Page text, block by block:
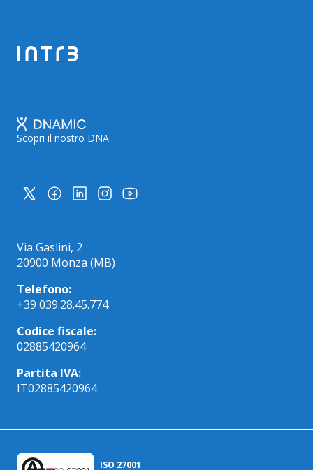
Scopri il nostro DNA
Via Gaslini, 2
20900 Monza (MB)
Telefono:
+39 039.28.45.774
Codice fiscale:
02885420964
Partita IVA:
IT02885420964
ISO 27001